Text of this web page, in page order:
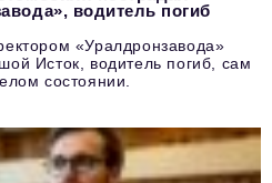
водитель погиб
«Уралдронзавода»
Исток, водитель погиб, сам
состоянии.